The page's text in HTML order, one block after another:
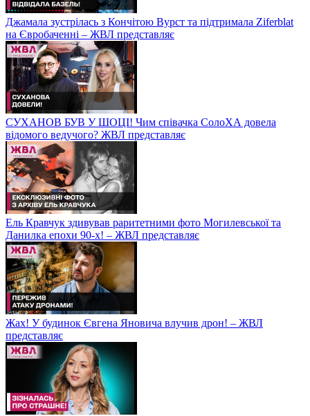
Джамала зустрілась з Кончітою Вурст та підтримала Ziferblat
на Євробаченні – ЖВЛ представляє
СУХАНОВ БУВ У ШОЦІ! Чим співачка СолоХА довела
відомого ведучого? ЖВЛ представляє
Ель Кравчук здивував раритетними фото Могилевської та
Данилка епохи 90-х! – ЖВЛ представляє
Жах! У будинок Євгена Яновича влучив дрон! – ЖВЛ
представляє